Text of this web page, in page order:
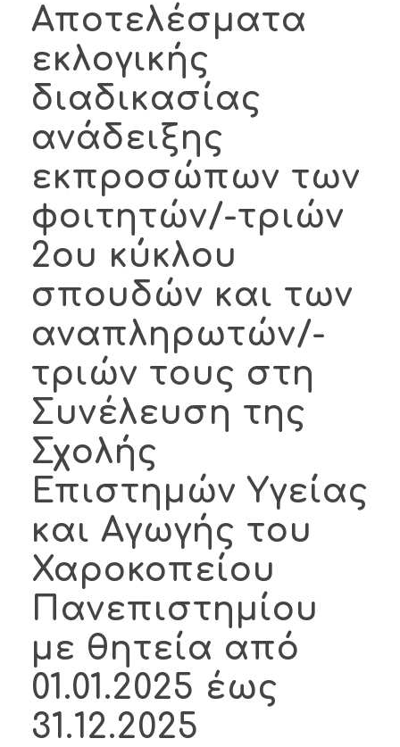
Αποτελέσματα
εκλογικής
διαδικασίας
ανάδειξης
εκπροσώπων των
φοιτητών/-τριών
2ου κύκλου
σπουδών και των
αναπληρωτών/-
τριών τους στη
Συνέλευση της
Σχολής
Επιστημών Υγείας
και Αγωγής του
Χαροκοπείου
Πανεπιστημίου
με θητεία από
01.01.2025 έως
31.12.2025